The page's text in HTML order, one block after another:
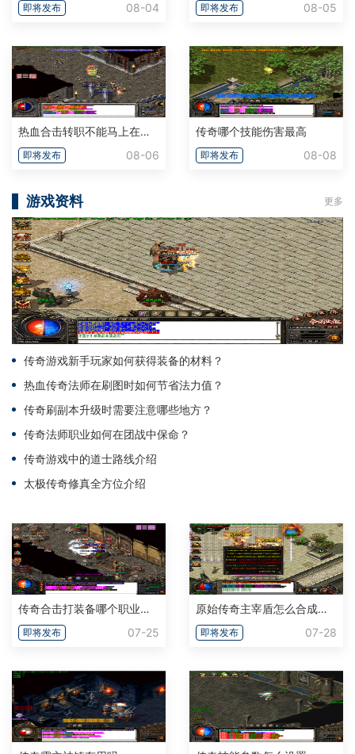
即将发布 08-04 即将发布 08-05
热血合击转职不能马上在转吗
即将发布 08-06
传奇哪个技能伤害最高
即将发布 08-08
游戏资料 更多
传奇游戏新手玩家如何获得装备的材料？
热血传奇法师在刷图时如何节省法力值？
传奇刷副本升级时需要注意哪些地方？
传奇法师职业如何在团战中保命？
传奇游戏中的道士路线介绍
太极传奇修真全方位介绍
传奇合击打装备哪个职业组合好用
即将发布 07-25
原始传奇主宰盾怎么合成自身职业
即将发布 07-28